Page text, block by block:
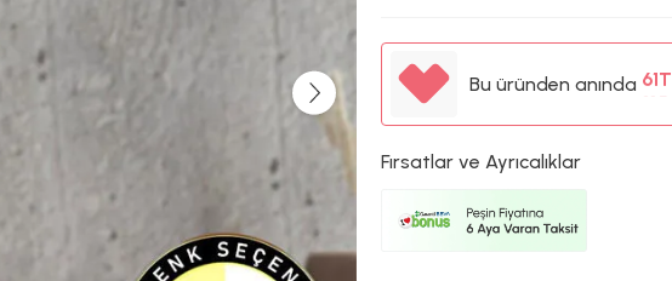
Bu üründen anında %5
%5
Fırsatlar ve Ayrıcalıklar